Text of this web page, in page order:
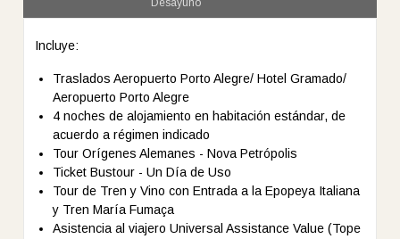
Desayuno
Incluye:
Traslados Aeropuerto Porto Alegre/ Hotel Gramado/
Aeropuerto Porto Alegre
4 noches de alojamiento en habitación estándar, de
acuerdo a régimen indicado
Tour Orígenes Alemanes - Nova Petrópolis
Ticket Bustour - Un Día de Uso
Tour de Tren y Vino con Entrada a la Epopeya Italiana
y Tren María Fumaça
Asistencia al viajero Universal Assistance Value (Tope